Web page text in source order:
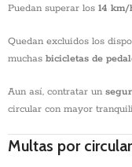
Puedan superar los 14 km/
Quedan excluidos los
muchas bicicletas de
Aun así, contratar un
circular con mayor
Multas por